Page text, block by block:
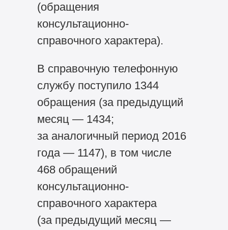
(обращения
консультационно-
справочного характера).
В справочную телефонную
службу поступило 1344
обращения (за предыдущий
месяц — 1434;
за аналогичный период 2016
года — 1147), в том числе
468 обращений
консультационно-
справочного характера
(за предыдущий месяц —